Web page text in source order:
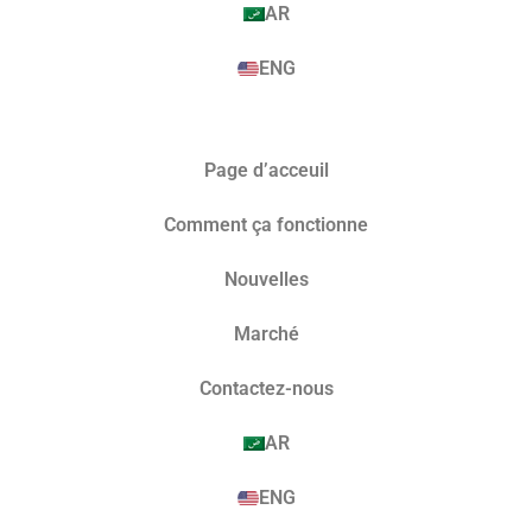
AR
ENG
Page d’acceuil
Comment ça fonctionne
Nouvelles
Marché​
Contactez-nous
AR
ENG